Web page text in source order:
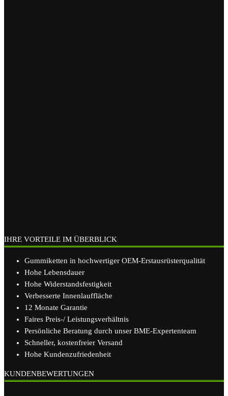
IHRE VORTEILE IM ÜBERBLICK
Gummiketten in hochwertiger OEM-Erstausrüsterqualität
Hohe Lebensdauer
Hohe Widerstandsfestigkeit
Verbesserte Innenlauffläche
12 Monate Garantie
Faires Preis-/ Leistungsverhältnis
Persönliche Beratung durch unser BME-Expertenteam
Schneller, kostenfreier Versand
Hohe Kundenzufriedenheit
KUNDENBEWERTUNGEN